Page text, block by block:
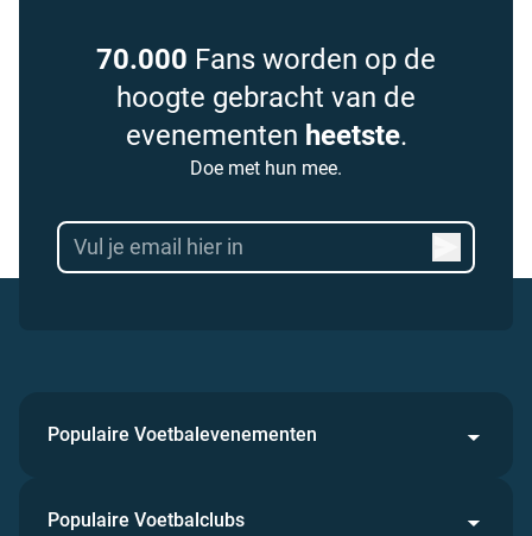
70.000 Fans worden op de
hoogte gebracht van de
evenementen heetste.
Doe met hun mee.
Populaire Voetbalevenementen
Populaire Voetbalclubs